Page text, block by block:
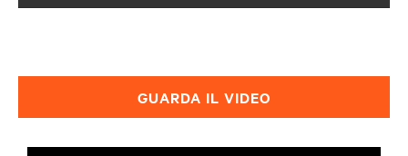
GUARDA IL VIDEO